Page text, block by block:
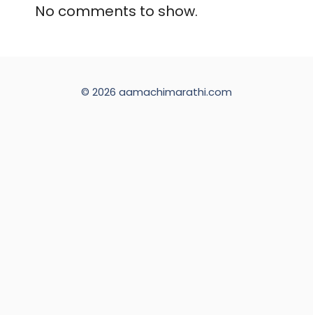
No comments to show.
© 2026 aamachimarathi.com